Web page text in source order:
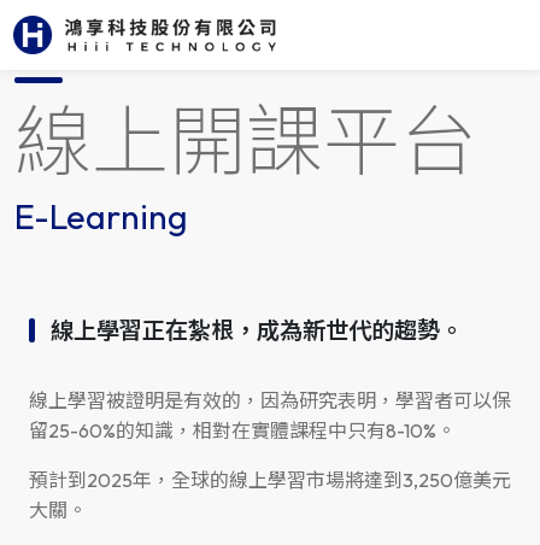
首頁 服務項目 數位應用開發
線上開課平台
E-Learning
線上學習正在紮根，成為新世代的趨勢。
線上學習被證明是有效的，因為研究表明，學習者可以保
留25-60%的知識，相對在實體課程中只有8-10%。
預計到2025年，全球的線上學習市場將達到3,250億美元
大關。